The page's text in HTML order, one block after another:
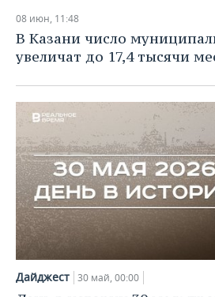
08 июн, 11:48
В Казани число
увеличат до 17,4 тысячи
Дайджест 30 май, 00:00